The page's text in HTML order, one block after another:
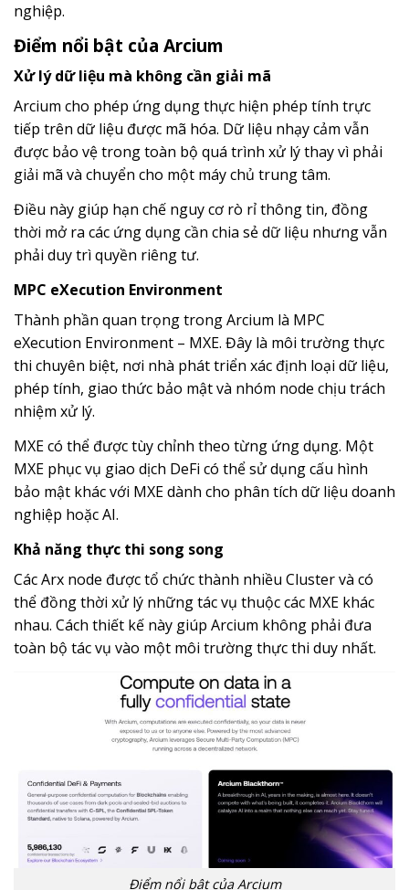
nghiệp.
Điểm nổi bật của Arcium
Xử lý dữ liệu mà không cần giải mã
Arcium cho phép ứng dụng thực hiện phép tính trực
tiếp trên dữ liệu được mã hóa. Dữ liệu nhạy cảm vẫn
được bảo vệ trong toàn bộ quá trình xử lý thay vì phải
giải mã và chuyển cho một máy chủ trung tâm.
Điều này giúp hạn chế nguy cơ rò rỉ thông tin, đồng
thời mở ra các ứng dụng cần chia sẻ dữ liệu nhưng vẫn
phải duy trì quyền riêng tư.
MPC eXecution Environment
Thành phần quan trọng trong Arcium là MPC
eXecution Environment – MXE. Đây là môi trường thực
thi chuyên biệt, nơi nhà phát triển xác định loại dữ liệu,
phép tính, giao thức bảo mật và nhóm node chịu trách
nhiệm xử lý.
MXE có thể được tùy chỉnh theo từng ứng dụng. Một
MXE phục vụ giao dịch DeFi có thể sử dụng cấu hình
bảo mật khác với MXE dành cho phân tích dữ liệu doanh
nghiệp hoặc AI.
Khả năng thực thi song song
Các Arx node được tổ chức thành nhiều Cluster và có
thể đồng thời xử lý những tác vụ thuộc các MXE khác
nhau. Cách thiết kế này giúp Arcium không phải đưa
toàn bộ tác vụ vào một môi trường thực thi duy nhất.
Điểm nổi bật của Arcium